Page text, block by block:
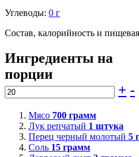
Углеводы: 0 г
Состав, калорийность и
Ингредиенты на
порции
+ -
Мясо 700 грамм
Лук репчатый 1 штука
Перец черный молотый 5
Соль 15 грамм